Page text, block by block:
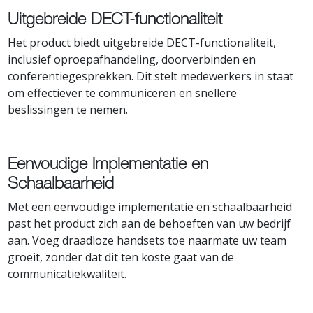
Uitgebreide DECT-functionaliteit
Het product biedt uitgebreide DECT-functionaliteit,
inclusief oproepafhandeling, doorverbinden en
conferentiegesprekken. Dit stelt medewerkers in staat
om effectiever te communiceren en snellere
beslissingen te nemen.
Eenvoudige Implementatie en
Schaalbaarheid
Met een eenvoudige implementatie en schaalbaarheid
past het product zich aan de behoeften van uw bedrijf
aan. Voeg draadloze handsets toe naarmate uw team
groeit, zonder dat dit ten koste gaat van de
communicatiekwaliteit.